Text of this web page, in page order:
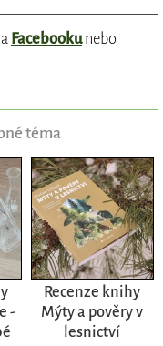
Facebookunebo
téma
-
Recenze knihy
Mýty a pověry v
lesnictví